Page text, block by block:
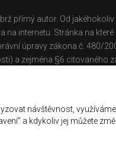
přímý autor. Od
internetu. Stránka na
úpravy zákona č. 480/
a zejména §6 citovaného
návštěvnost,
a kdykoliv jej můžete